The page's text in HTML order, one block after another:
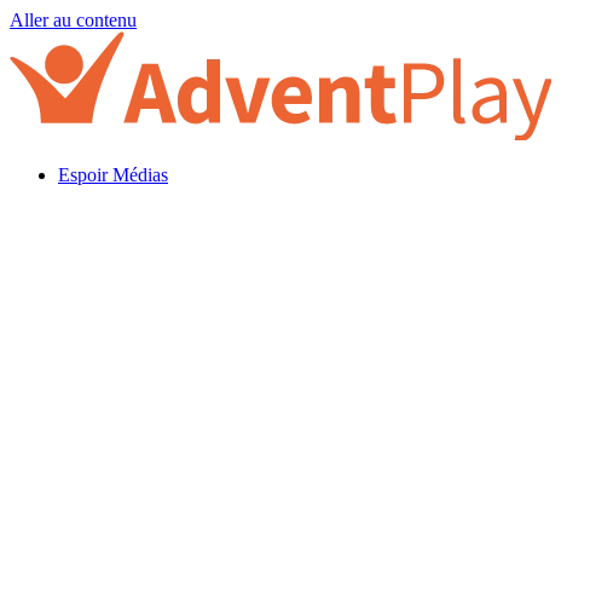
Aller au contenu
Espoir Médias